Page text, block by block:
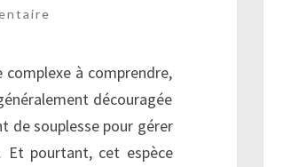
complexe à comprendre,
découragée
de souplesse pour gérer
Et pourtant, cet espèce